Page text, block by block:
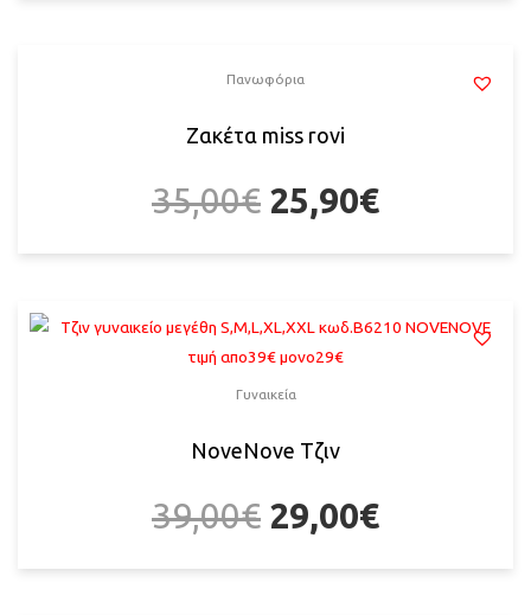
Πανωφόρια
Ζακέτα miss rovi
35,00€ 25,90€
Γυναικεία
NoveNove Τζιν
39,00€ 29,00€